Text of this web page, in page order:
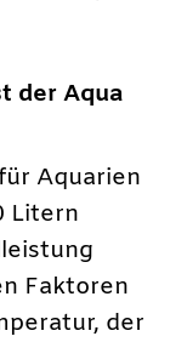
der Aqua
Aquarien
Litern
Faktoren
der